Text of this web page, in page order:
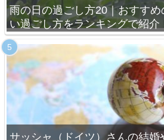
雨の日の過ごし方20｜おすすめ
い過ごし方をランキングで紹介
サッシャ（ドイツ）さんの結婚